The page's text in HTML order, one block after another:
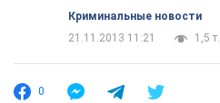
Криминальные новости
21.11.2013 11:21
1,5 т.
0